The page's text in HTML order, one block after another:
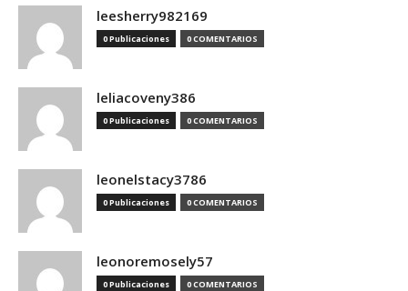
leesherry982169
0 Publicaciones 0 COMENTARIOS
leliacoveny386
0 Publicaciones 0 COMENTARIOS
leonelstacy3786
0 Publicaciones 0 COMENTARIOS
leonoremosely57
0 Publicaciones 0 COMENTARIOS